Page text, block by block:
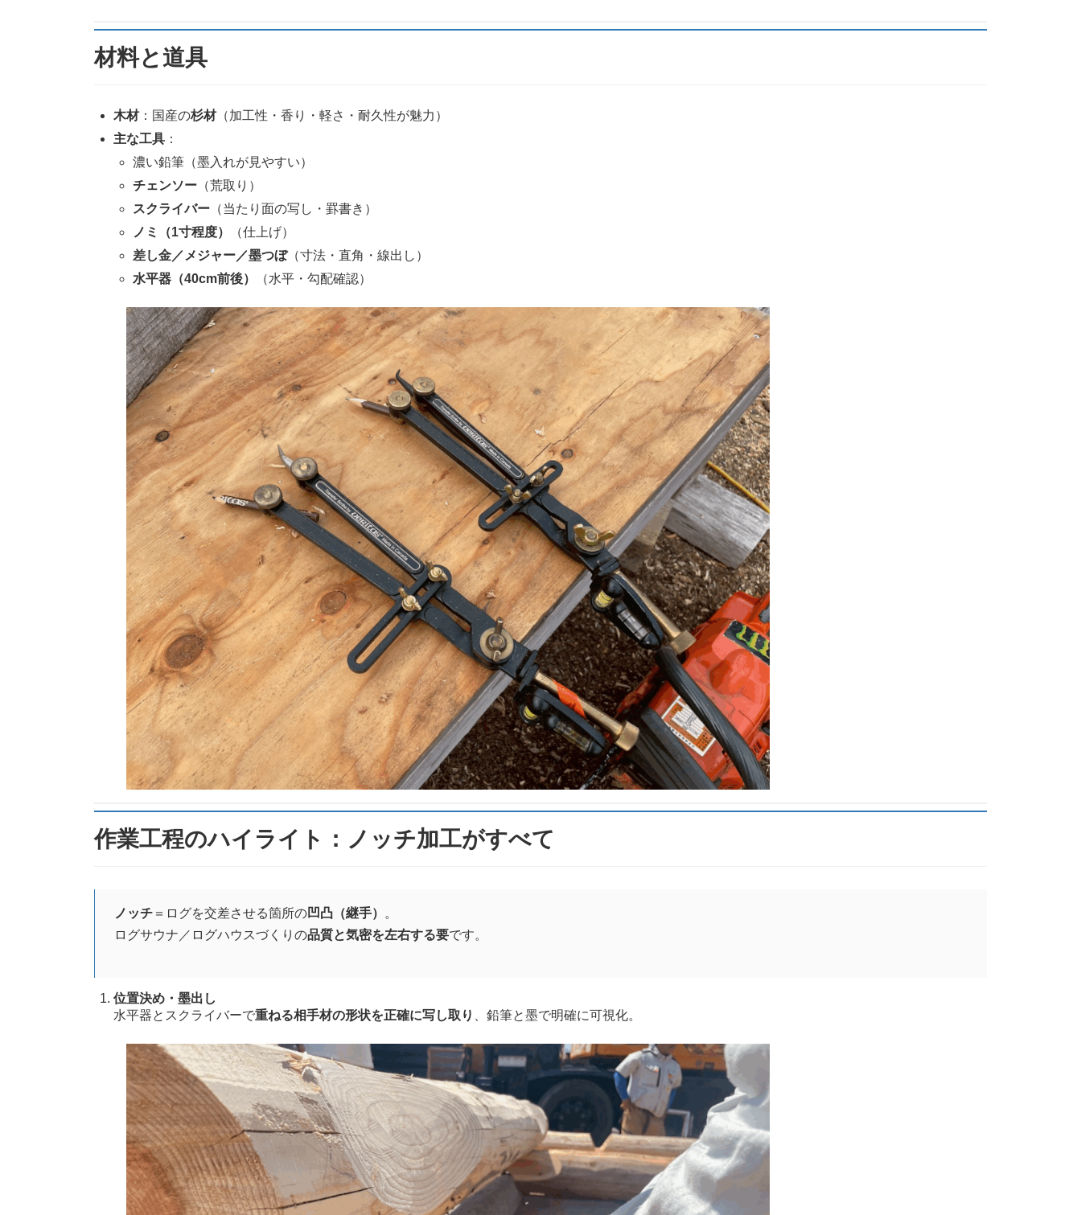
材料と道具
木材：国産の杉材（加工性・香り・軽さ・耐久性が魅力）
主な工具 ：
濃い鉛筆（墨入れが見やすい）
チェンソー （荒取り）
スクライバー （当たり面の写し・罫書き）
ノミ（1寸程度）
（仕上げ）
差し金／メジャー／墨つぼ（寸法・直角・線出し）
水平器（40cm前後）
（水平・勾配確認）
作業工程のハイライト：ノッチ加工がすべて
ノッチ ＝ログを交差させる箇所の凹凸（継手）
。
ログサウナ／ログハウスづくりの品質と気密を左右する要です。
位置決め・墨出し
水平器とスクライバーで重ねる相手材の形状を正確に写し取り 、鉛筆と墨で明確に可視化。